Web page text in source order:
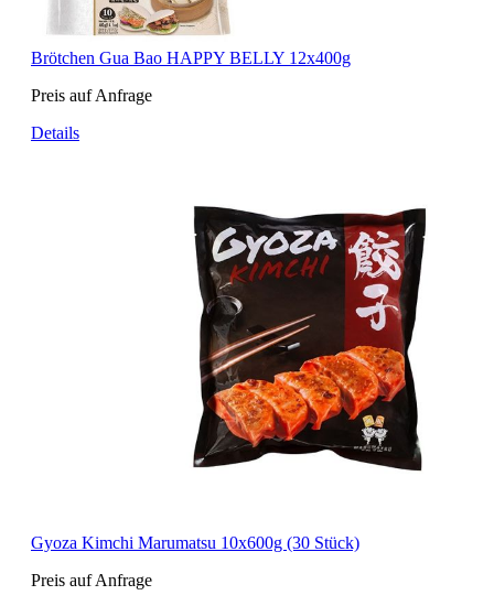
Brötchen Gua Bao HAPPY BELLY 12x400g
Preis auf Anfrage
Details
Gyoza Kimchi Marumatsu 10x600g (30 Stück)
Preis auf Anfrage